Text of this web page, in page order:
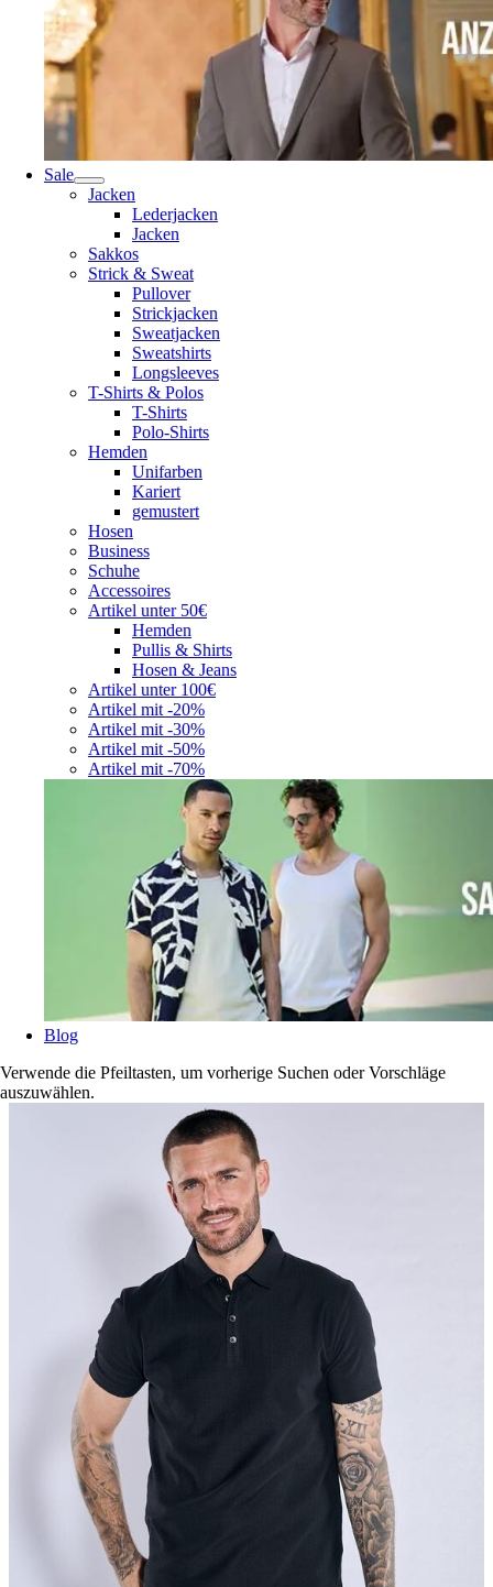
Sale
Jacken
Lederjacken
Jacken
Sakkos
Strick & Sweat
Pullover
Strickjacken
Sweatjacken
Sweatshirts
Longsleeves
T-Shirts & Polos
T-Shirts
Polo-Shirts
Hemden
Unifarben
Kariert
gemustert
Hosen
Business
Schuhe
Accessoires
Artikel unter 50€
Hemden
Pullis & Shirts
Hosen & Jeans
Artikel unter 100€
Artikel mit -20%
Artikel mit -30%
Artikel mit -50%
Artikel mit -70%
Blog
Verwende die Pfeiltasten, um vorherige Suchen oder Vorschläge
auszuwählen.